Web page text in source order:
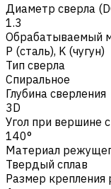
Диаметр сверла
1.3
Обрабатываемый
Р (сталь), K (чугун)
Тип сверла
Спиральное
Глубина сверления
3D
Угол при вершине
140°
Материал
Твердый сплав
Размер крепления